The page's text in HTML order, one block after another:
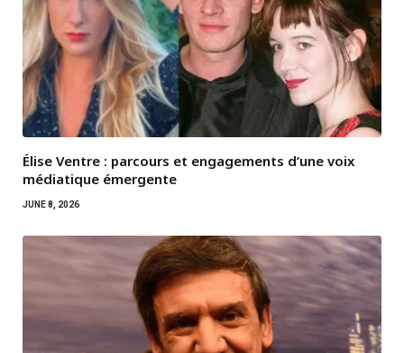
Élise Ventre : parcours et engagements d’une voix
médiatique émergente
JUNE 8, 2026